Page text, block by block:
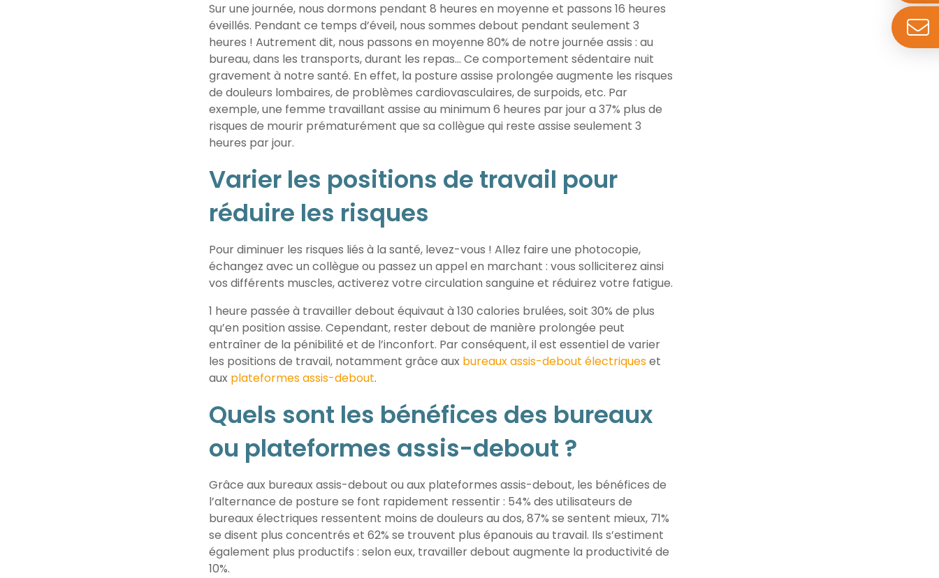
Sur une journée, nous dormons pendant 8 heures en moyenne et passons 16 heures
éveillés. Pendant ce temps d’éveil, nous sommes debout pendant seulement 3
heures ! Autrement dit, nous passons en moyenne 80% de notre journée assis : au
bureau, dans les transports, durant les repas… Ce comportement sédentaire nuit
gravement à notre santé. En effet, la posture assise prolongée augmente les risques
de douleurs lombaires, de problèmes cardiovasculaires, de surpoids, etc. Par
exemple, une femme travaillant assise au minimum 6 heures par jour a 37% plus de
risques de mourir prématurément que sa collègue qui reste assise seulement 3
heures par jour.
Varier les positions de travail pour
réduire les risques
Pour diminuer les risques liés à la santé, levez-vous ! Allez faire une photocopie,
échangez avec un collègue ou passez un appel en marchant : vous solliciterez ainsi
vos différents muscles, activerez votre circulation sanguine et réduirez votre fatigue.
1 heure passée à travailler debout équivaut à 130 calories brulées, soit 30% de plus
qu’en position assise. Cependant, rester debout de manière prolongée peut
entraîner de la pénibilité et de l’inconfort. Par conséquent, il est essentiel de varier
les positions de travail, notamment grâce aux bureaux assis-debout électriqueset
aux plateformes assis-debout.
Quels sont les bénéfices des bureaux
ou plateformes assis-debout ?
Grâce aux bureaux assis-debout ou aux plateformes assis-debout, les bénéfices de
l’alternance de posture se font rapidement ressentir : 54% des utilisateurs de
bureaux électriques ressentent moins de douleurs au dos, 87% se sentent mieux, 71%
se disent plus concentrés et 62% se trouvent plus épanouis au travail. Ils s’estiment
également plus productifs : selon eux, travailler debout augmente la productivité de
10%.